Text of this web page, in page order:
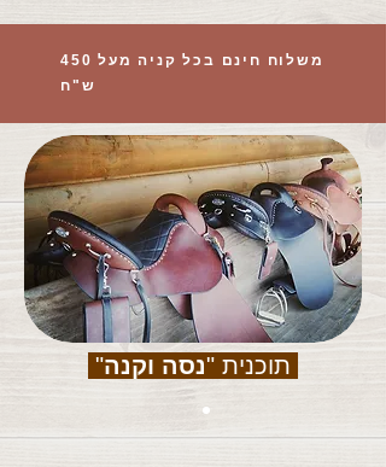
משלוח חינם בכל קניה מעל 450
ש"ח
תוכנית "נסה וקנה"